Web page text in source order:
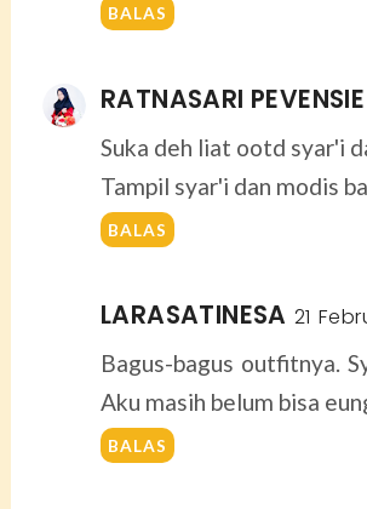
BALAS
RATNASARI PEVENSIE
Suka deh liat ootd syar'i
Tampil syar'i dan modis
BALAS
LARASATINESA 21
Bagus-bagus outfitnya.
Aku masih belum bisa
BALAS